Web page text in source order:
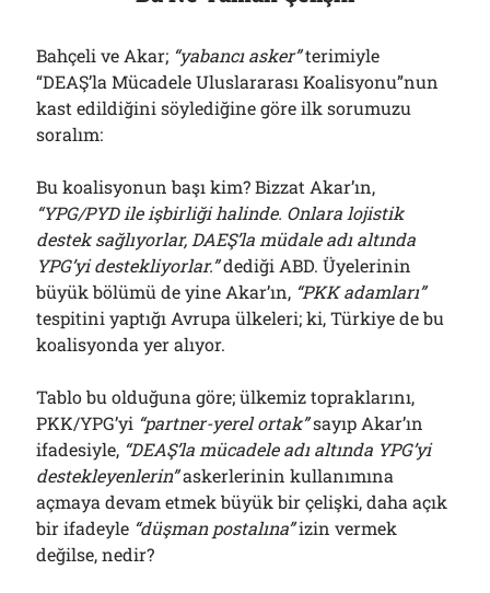
Bahçeli ve Akar; “yabancı asker”terimiyle
“DEAŞ’la Mücadele Uluslararası Koalisyonu”nun
kast edildiğini söylediğine göre ilk sorumuzu
soralım:
Bu koalisyonun başı kim? Bizzat Akar’ın,
“YPG/PYD ile işbirliği halinde. Onlara lojistik
destek sağlıyorlar, DAEŞ’la müdale adı altında
YPG’yi destekliyorlar.”dediği ABD. Üyelerinin
büyük bölümü de yine Akar’ın, “PKK adamları”
tespitini yaptığı Avrupa ülkeleri; ki, Türkiye de bu
koalisyonda yer alıyor.
Tablo bu olduğuna göre; ülkemiz topraklarını,
PKK/YPG’yi “partner-yerel ortak”sayıp Akar’ın
ifadesiyle, “DEAŞ’la mücadele adı altında YPG’yi
destekleyenlerin”askerlerinin kullanımına
açmaya devam etmek büyük bir çelişki, daha açık
bir ifadeyle “düşman postalına”izin vermek
değilse, nedir?